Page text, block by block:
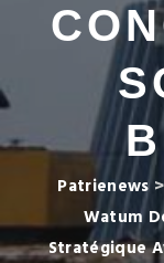
Patrienews
Watum
Stratégique